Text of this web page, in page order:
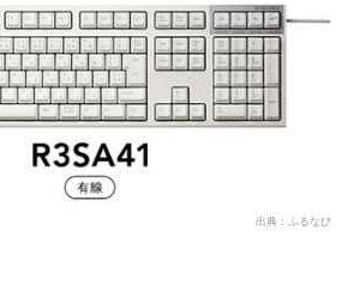
出典：ふるなび